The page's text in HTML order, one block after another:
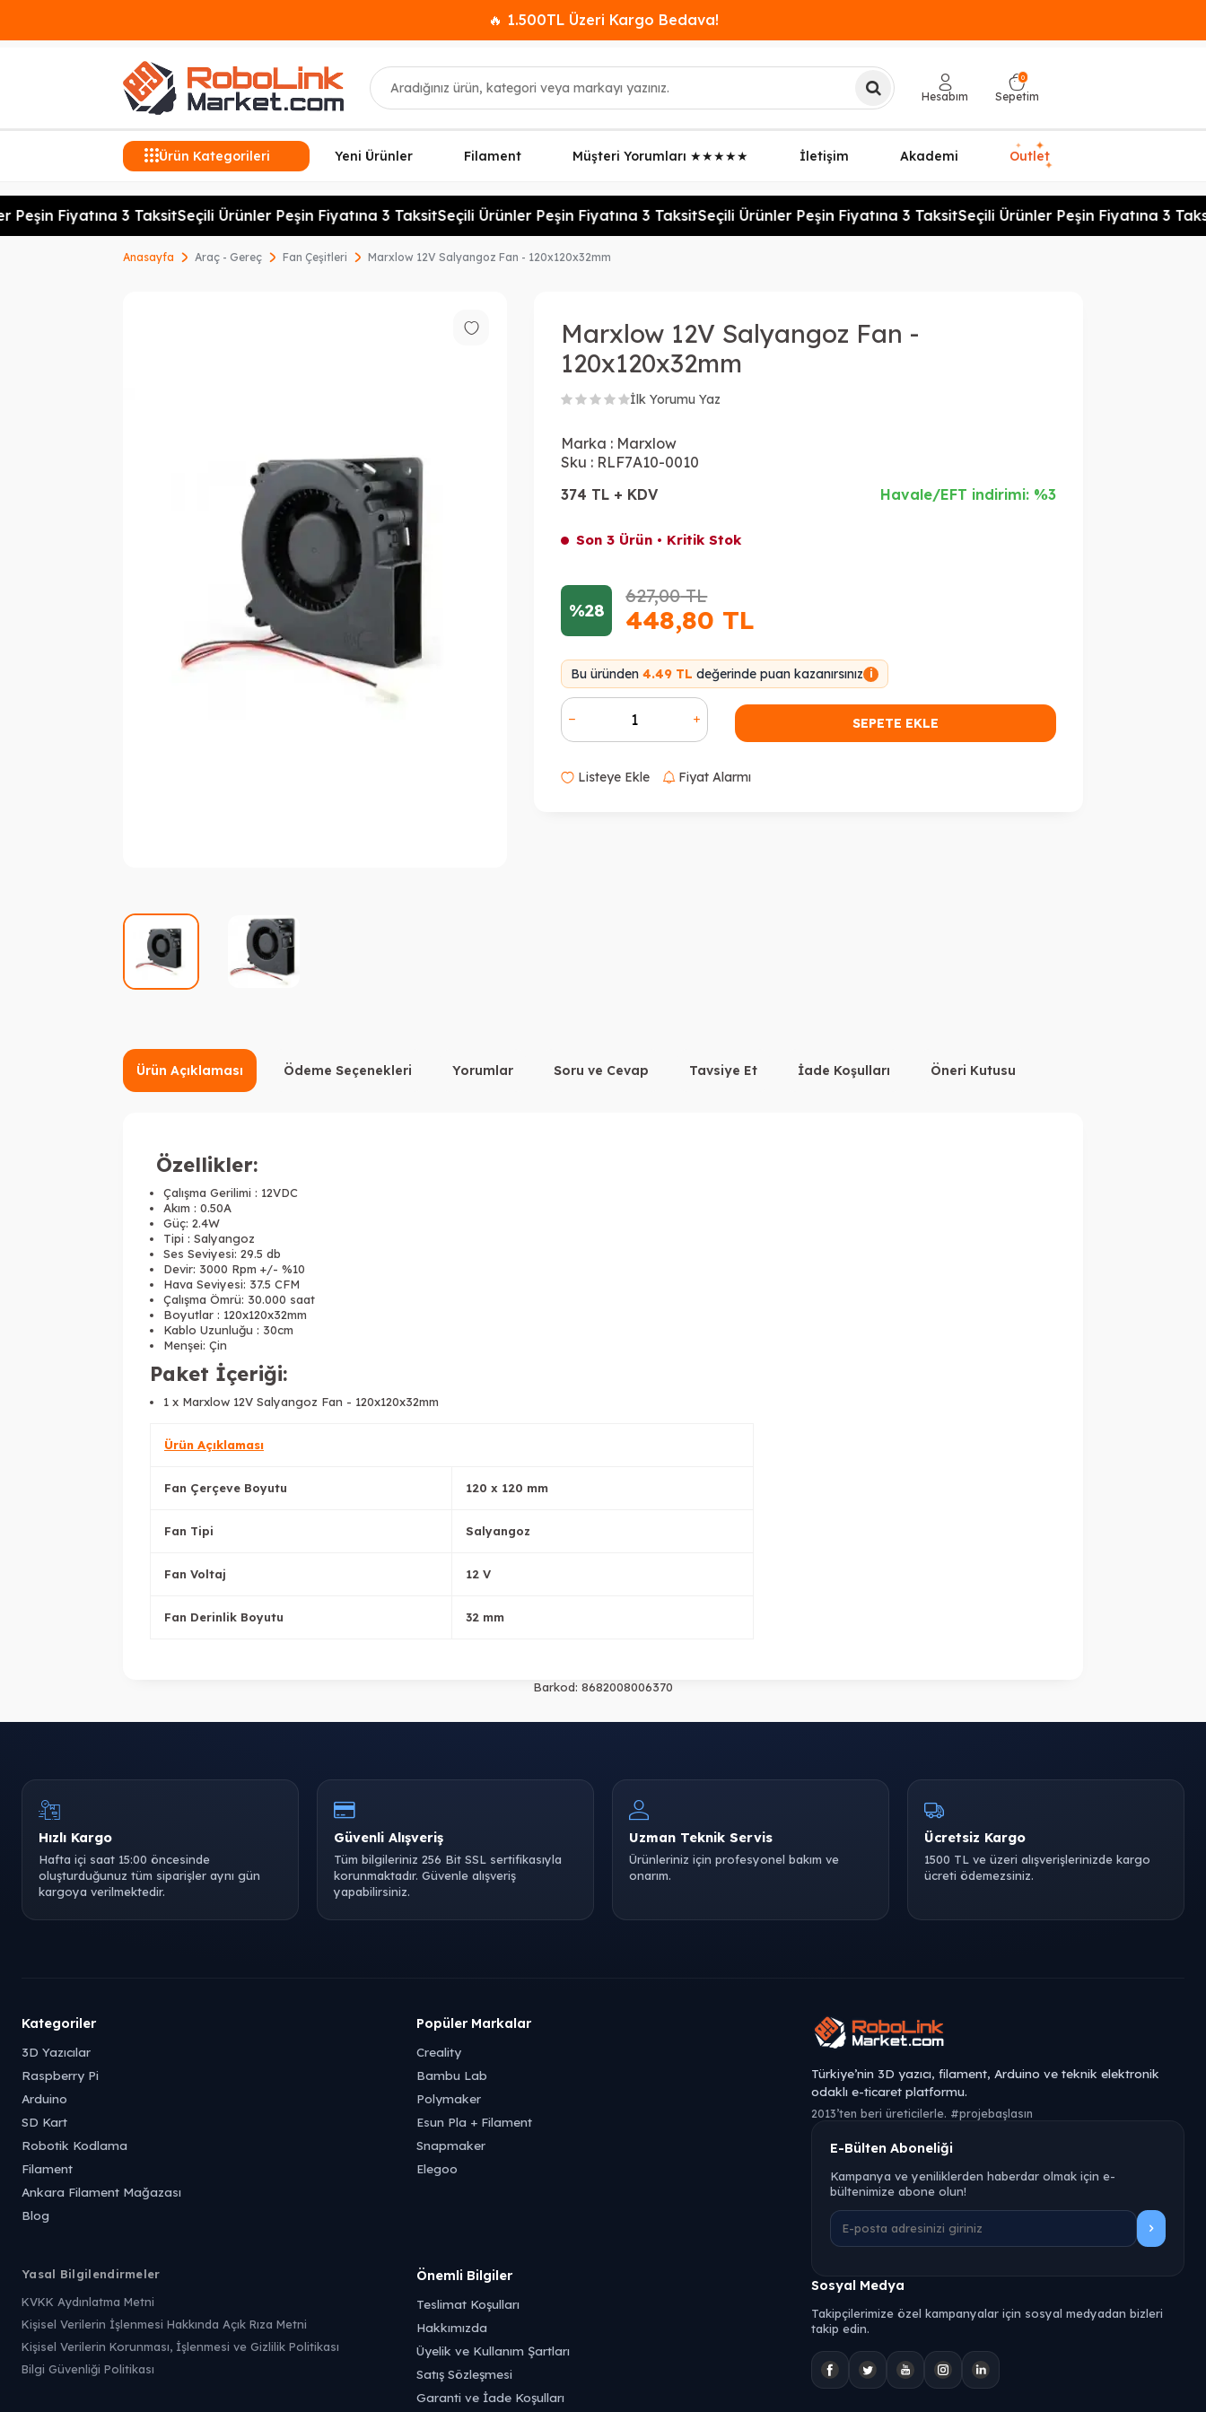
🔥 1.500TL Üzeri Kargo Bedava!
Ara
Hesabım
0
Sepetim
Ürün Kategorileri Yeni Ürünler Filament Müşteri Yorumları ★★★★★ İletişim Akademi Outlet
✦ ✦
✦
Fiyatına 3 TaksitSeçili Ürünler Peşin Fiyatına 3 TaksitSeçili Ürünler Peşin Fiyatına 3 TaksitSeçili Ürünler Peşin Fiyatına 3 TaksitSeçili Ürünler Peşin Fiyatına 3
Anasayfa Araç - Gereç Fan Çeşitleri Marxlow 12V Salyangoz Fan - 120x120x32mm
Marxlow 12V Salyangoz Fan -
120x120x32mm
İlk Yorumu Yaz
Marka : Marxlow
Sku : RLF7A10-0010
374 TL + KDV
Havale/EFT indirimi: %3
Son 3 Ürün • Kritik Stok
%28
627,00TL
448,80 TL
Bu üründen4.49 TL değerinde puan kazanırsınız i
SEPETE EKLE
Listeye Ekle Fiyat Alarmı
Ürün Açıklaması Ödeme Seçenekleri Yorumlar Soru ve Cevap Tavsiye Et İade Koşulları Öneri Kutusu
Özellikler:
Çalışma Gerilimi : 12VDC
Akım : 0.50A
Güç: 2.4W
Tipi : Salyangoz
Ses Seviyesi: 29.5 db
Devir: 3000 Rpm +/- %10
Hava Seviyesi: 37.5 CFM
Çalışma Ömrü: 30.000 saat
Boyutlar : 120x120x32mm
Kablo Uzunluğu : 30cm
Menşei: Çin
Paket İçeriği:
1 x Marxlow 12V Salyangoz Fan - 120x120x32mm
Ürün Açıklaması
Fan Çerçeve Boyutu 120 x 120 mm
Fan Tipi Salyangoz
Fan Voltaj 12 V
Fan Derinlik Boyutu 32 mm
Barkod: 8682008006370
Hızlı Kargo
Hafta içi saat 15:00 öncesinde
oluşturduğunuz tüm siparişler aynı gün
kargoya verilmektedir.
Güvenli Alışveriş
Tüm bilgileriniz 256 Bit SSL sertifikasıyla
korunmaktadır. Güvenle alışveriş
yapabilirsiniz.
Uzman Teknik Servis
Ürünleriniz için profesyonel bakım ve
onarım.
Ücretsiz Kargo
1500 TL ve üzeri alışverişlerinizde kargo
ücreti ödemezsiniz.
Kategoriler
3D Yazıcılar
Raspberry Pi
Arduino
SD Kart
Robotik Kodlama
Filament
Ankara Filament Mağazası
Blog
Popüler Markalar
Creality
Bambu Lab
Polymaker
Esun Pla + Filament
Snapmaker
Elegoo
Yasal Bilgilendirmeler
KVKK Aydınlatma Metni
Kişisel Verilerin İşlenmesi Hakkında Açık Rıza Metni
Kişisel Verilerin Korunması, İşlenmesi ve Gizlilik Politikası
Bilgi Güvenliği Politikası
Önemli Bilgiler
Teslimat Koşulları
Hakkımızda
Üyelik ve Kullanım Şartları
Satış Sözleşmesi
Garanti ve İade Koşulları
Türkiye’nin 3D yazıcı, filament, Arduino ve teknik elektronik
odaklı e-ticaret platformu.
2013’ten beri üreticilerle. #projebaşlasın
E-Bülten Aboneliği
Kampanya ve yeniliklerden haberdar olmak için e-
bültenimize abone olun!
Sosyal Medya
Takipçilerimize özel kampanyalar için sosyal medyadan bizleri
takip edin.